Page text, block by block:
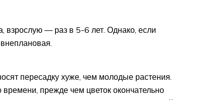
взрослую — раз в 5-6 лет. Однако, если
пересадку хуже, чем молодые растения.
прежде чем цветок окончательно